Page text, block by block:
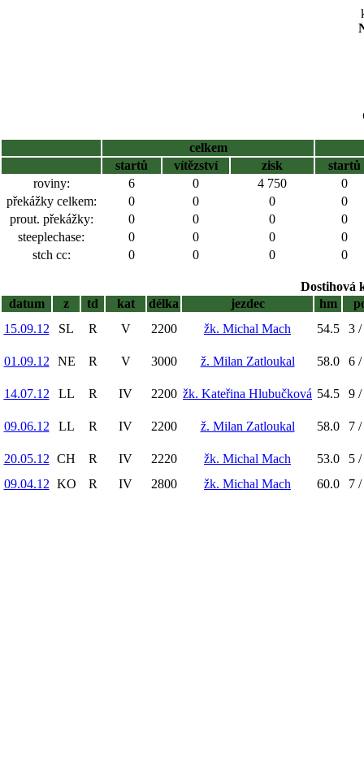
celkem
startů
vítězství zisk
startů
roviny:
6 0 4 750
0
překážky celkem:
0 0 0
0
prout. překážky:
0 0 0
0
steeplechase:
0 0 0
0
stch cc:
0 0 0 0
Dostihová
datum
z td kat délka jezdec hm
15.09.12
SL R V 2200 žk. Michal Mach 54.5 3 /
01.09.12 NE R V 3000 ž. Milan Zatloukal 58.0 6 /
14.07.12 LL R IV 2200 žk. Kateřina Hlubučková 54.5 9 /
09.06.12 LL R IV 2200 ž. Milan Zatloukal 58.0 7
20.05.12 CH R IV 2220 žk. Michal Mach 53.0
5
09.04.12 KO R IV 2800 žk. Michal Mach 60.0 7 /